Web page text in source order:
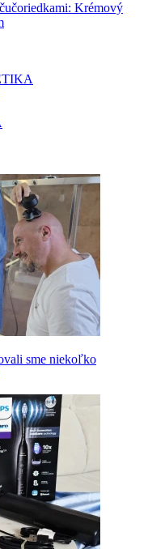
Krémový
sme niekoľko